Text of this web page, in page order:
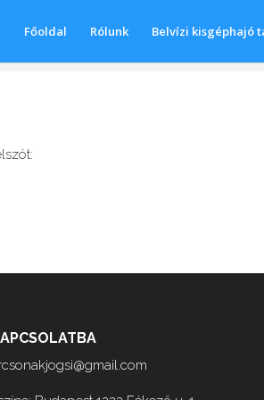
Főoldal Rólunk Belvízi kisgéphajó